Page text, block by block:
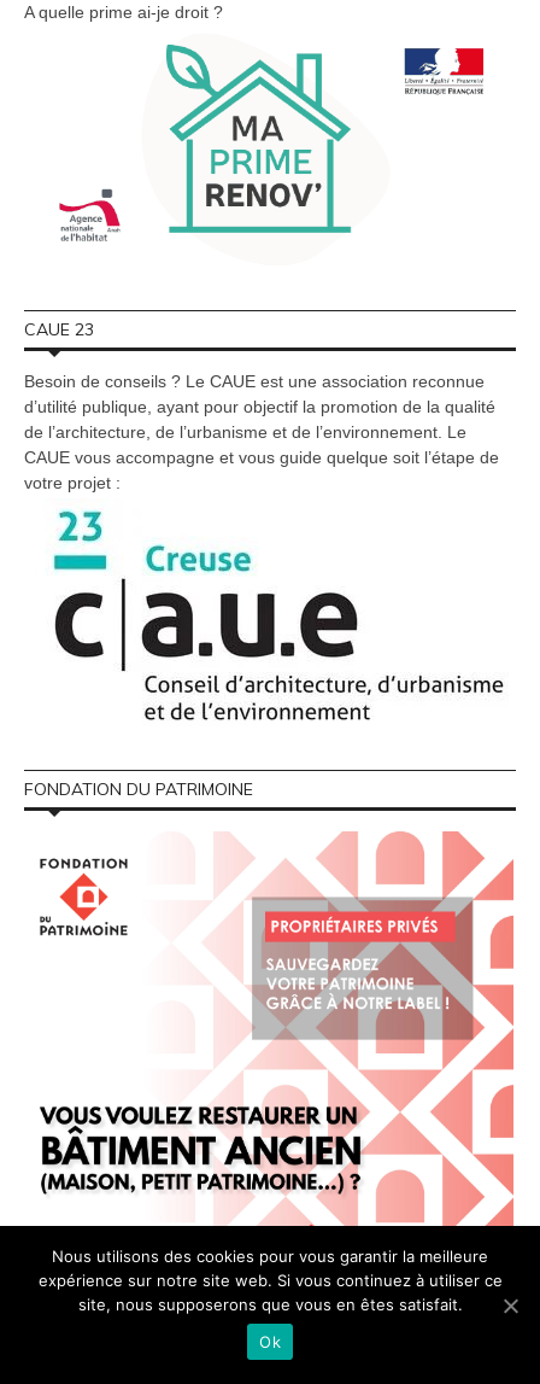
A quelle prime ai-je droit ?
CAUE 23
Besoin de conseils ? Le CAUE est une association reconnue
d’utilité publique, ayant pour objectif la promotion de la qualité
de l’architecture, de l’urbanisme et de l’environnement. Le
CAUE vous accompagne et vous guide quelque soit l’étape de
votre projet :
FONDATION DU PATRIMOINE
Nous utilisons des cookies pour vous garantir la meilleure
expérience sur notre site web. Si vous continuez à utiliser ce
site, nous supposerons que vous en êtes satisfait.
Ok